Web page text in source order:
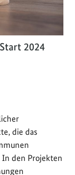
2024
die das
den Projekten